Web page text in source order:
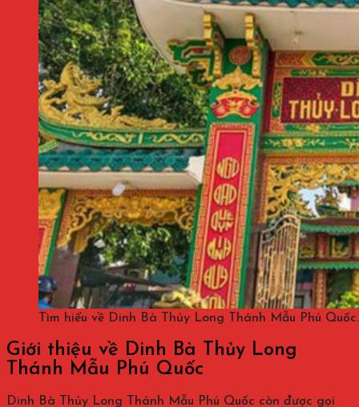
Tìm hiểu về Dinh Bà Thủy Long Thánh Mẫu Phú Quốc.
Giới thiệu về Dinh Bà Thủy Long
Thánh Mẫu Phú Quốc
Dinh Bà Thủy Long Thánh Mẫu Phú Quốc còn được gọi